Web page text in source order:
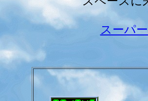
スーパ